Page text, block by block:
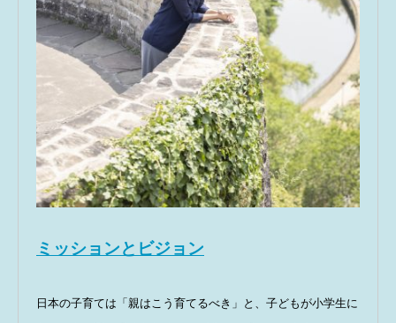
ミッションとビジョン
日本の子育ては「親はこう育てるべき」と、子どもが小学生に